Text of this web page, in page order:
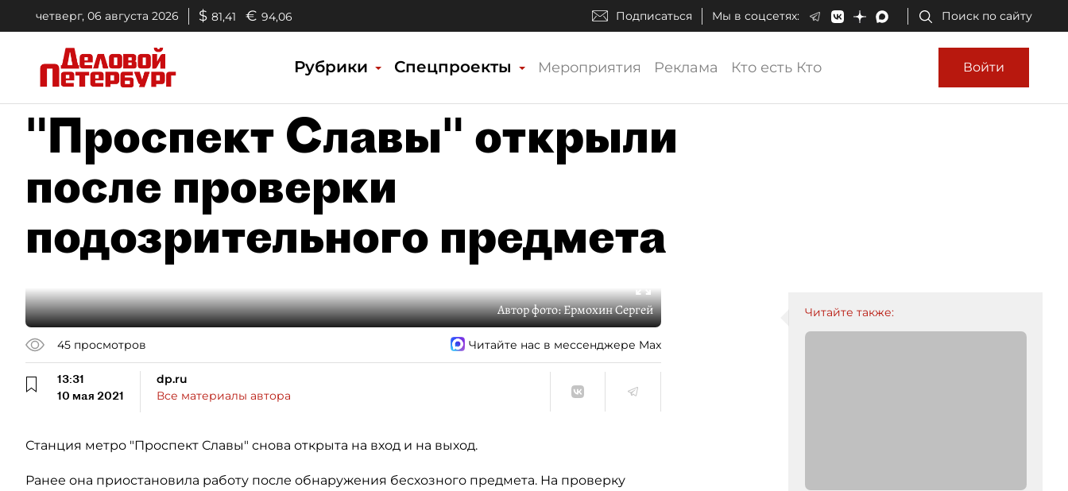
четверг, 06 августа 2026 $ 81,41 € 94,06 Подписаться Мы в соцсетях: Поиск по сайту
Рубрики Спецпроекты Мероприятия Реклама Кто есть Кто Войти
"Проспект Славы" открыли
после проверки
подозрительного предмета
Автор фото:Ермохин Сергей
45 просмотров Читайте нас в мессенджере Max
13:31
10 мая 2021
dp.ru
Все материалы автора
Станция метро "Проспект Славы" снова открыта на вход и на выход.
Ранее она приостановила работу после обнаружения бесхозного предмета. На проверку
Читайте также: